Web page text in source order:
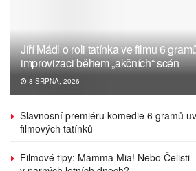
Jiří Mádl o roli tatínka ve filmu 6
improvizaci během „akčních“ scén
8 SRPNA, 2026
Slavnosní premiéru komedie 6 gramů
filmových tatínků
Filmové tipy: Mamma Mia! Nebo Čelisti